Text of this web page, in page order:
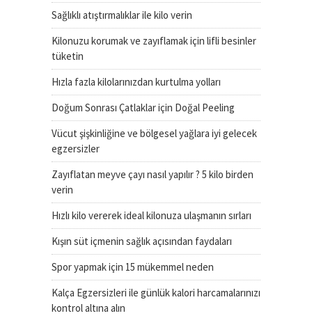
Sağlıklı atıştırmalıklar ile kilo verin
Kilonuzu korumak ve zayıflamak için lifli besinler
tüketin
Hızla fazla kilolarınızdan kurtulma yolları
Doğum Sonrası Çatlaklar için Doğal Peeling
Vücut şişkinliğine ve bölgesel yağlara iyi gelecek
egzersizler
Zayıflatan meyve çayı nasıl yapılır ? 5 kilo birden
verin
Hızlı kilo vererek ideal kilonuza ulaşmanın sırları
Kışın süt içmenin sağlık açısından faydaları
Spor yapmak için 15 mükemmel neden
Kalça Egzersizleri ile günlük kalori harcamalarınızı
kontrol altına alın